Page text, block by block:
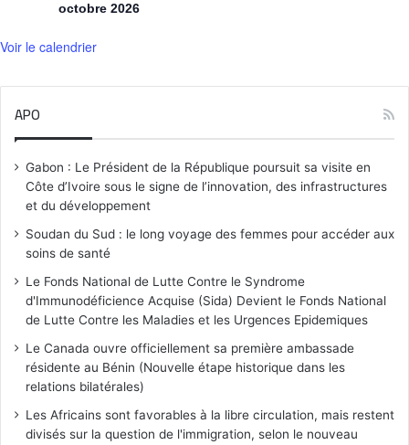
octobre 2026
Voir le calendrier
APO
Gabon : Le Président de la République poursuit sa visite en
Côte d’Ivoire sous le signe de l’innovation, des infrastructures
et du développement
Soudan du Sud : le long voyage des femmes pour accéder aux
soins de santé
Le Fonds National de Lutte Contre le Syndrome
d'Immunodéficience Acquise (Sida) Devient le Fonds National
de Lutte Contre les Maladies et les Urgences Epidemiques
Le Canada ouvre officiellement sa première ambassade
résidente au Bénin (Nouvelle étape historique dans les
relations bilatérales)
Les Africains sont favorables à la libre circulation, mais restent
divisés sur la question de l'immigration, selon le nouveau